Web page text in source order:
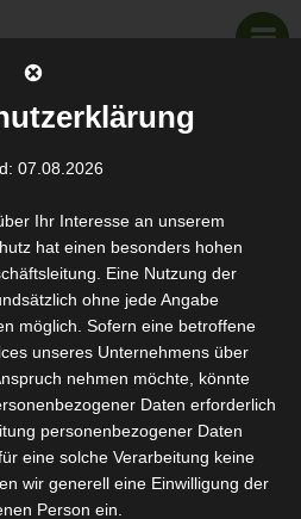
IN DER ÜBERSICHT SPA MANIKÜRE
hübsche Nägel
sind so etwas wie unsere
macht die Hände nicht
auch vorbeugend.
per aquam«, was soviel wie
07.08.2026
Ihr Interesse an unserem
hat einen besonders hohen
Eine Nutzung der
ohne jede Angabe
möglich. Sofern eine betroffene
unseres Unternehmens über
nehmen möchte, könnte
Daten erforderlich
personenbezogener Daten
eine solche Verarbeitung keine
wir generell eine Einwilligung der
Person ein.